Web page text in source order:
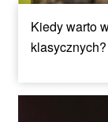
Kiedy warto
klasycznych?